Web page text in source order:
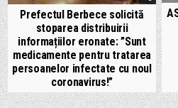
Prefectul Berbece solicită
stoparea distribuirii
informațiilor eronate: ”Sunt
medicamente pentru tratarea
persoanelor infectate cu noul
coronavirus!”